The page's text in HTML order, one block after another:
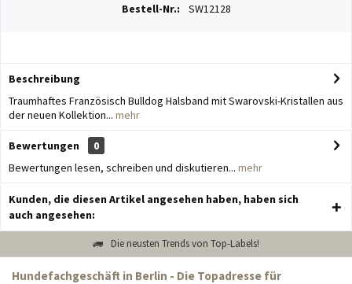
Bestell-Nr.: SW12128
Beschreibung
Traumhaftes Französisch Bulldog Halsband mit Swarovski-Kristallen aus
der neuen Kollektion... mehr
Bewertungen
0
Bewertungen lesen, schreiben und diskutieren... mehr
Kunden, die diesen Artikel angesehen haben, haben sich
auch angesehen:
Die neusten Trends von Top-Labels!
Hundefachgeschäft in Berlin - Die Topadresse für